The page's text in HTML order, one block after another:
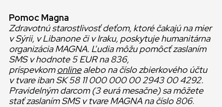
Pomoc Magna
Zdravotnú starostlivosť deťom, ktoré čakajú na mier
v Sýrii, v Libanone či v Iraku, poskytuje humanitárna
organizácia MAGNA. Ľudia môžu pomôcť zaslaním
SMS v hodnote 5 EUR na 836,
príspevkomonlinealebo na číslo zbierkového účtu
v tvare iban SK 58 11 000 000 00 2943 00 4292.
Pravidelným darcom (3 eurá mesačne) sa môžete
stať zaslaním SMS v tvare MAGNA na číslo 806.